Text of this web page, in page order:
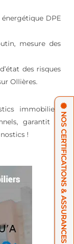
DPE
mesure des
des risques
Ollières.
immobiliers
garantit la
!
NOS CERTIFICATIONS & ASSURANCES